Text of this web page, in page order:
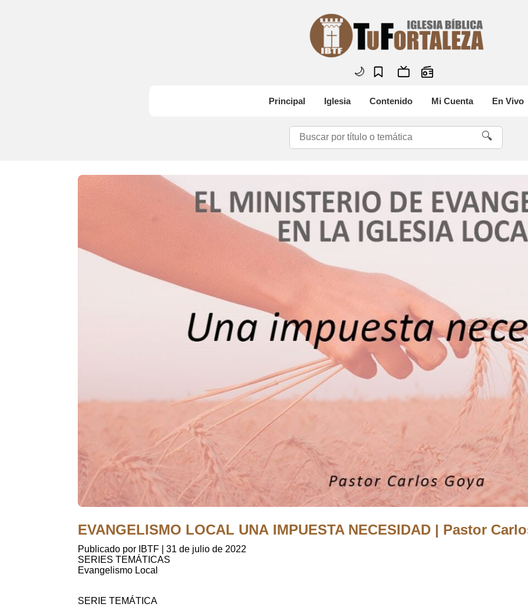
🌙
Principal Iglesia Contenido Mi Cuenta En Vivo
🔍
EVANGELISMO LOCAL UNA IMPUESTA NECESIDAD | Pastor
Publicado por IBTF
31 de julio de 2022
SERIES TEMÁTICAS
Evangelismo Local
SERIE TEMÁTICA